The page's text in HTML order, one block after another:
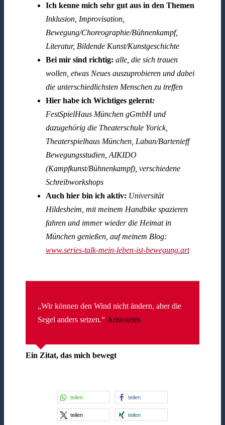
Ich kenne mich sehr gut aus in den Themen
Inklusion, Improvisation,
Bewegung/Choreographie/Bühnenkampf,
Literatur, Bildende Kunst/Kunstgeschichte
Bei mir sind richtig: alle, die sich trauen
wollen, etwas Neues auszuprobieren und dabei
die unterschiedlichsten Menschen zu treffen
Hier habe ich Wichtiges gelernt:
FestSpielHaus München gGmbH und
dazugehörig die Theaterschule Yorick,
Theaterspielhaus München, Laban/Bartenieff
Bewegungsstudien, AIKIDO
(Kampfkunst/Bühnenkampf), verschiedene
Schreibworkshops
Auch hier bin ich aktiv: Universität
Hildesheim, mit meinem Handbike spazieren
fahren und immer wieder die Heimat in
München genießen, auf meinem Blog:
www.series-talk-mein-leben-ist-bewegung.art
„Wir können den Wind nicht ändern, aber die
Segel anders setzen.“Aristoteles
Ein Zitat, das mich bewegt
teilen teilen
teilen teilen